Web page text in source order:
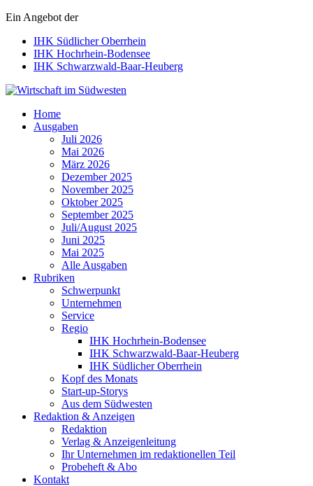
Ein Angebot der
IHK Südlicher Oberrhein
IHK Hochrhein-Bodensee
IHK Schwarzwald-Baar-Heuberg
Wirtschaft im Südwesten
Home
Ausgaben
Juli 2026
Mai 2026
März 2026
Dezember 2025
November 2025
Oktober 2025
September 2025
Juli/August 2025
Juni 2025
Mai 2025
Alle Ausgaben
Rubriken
Schwerpunkt
Unternehmen
Service
Regio
IHK Hochrhein-Bodensee
IHK Schwarzwald-Baar-Heuberg
IHK Südlicher Oberrhein
Kopf des Monats
Start-up-Storys
Aus dem Südwesten
Redaktion & Anzeigen
Redaktion
Verlag & Anzeigenleitung
Ihr Unternehmen im redaktionellen Teil
Probeheft & Abo
Kontakt